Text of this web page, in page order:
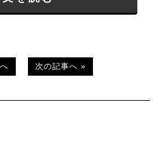
次の記事へ »